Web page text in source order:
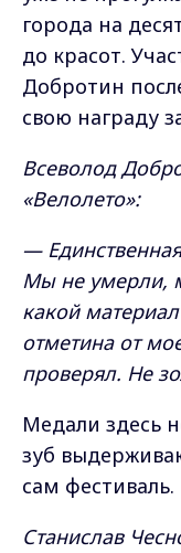
города на
до красот.
Добротин
свою награду
Всеволод
«Велолето»:
—
Мы не умерли,
какой
отметина от
проверял. Не
Медали здесь
зуб
сам фестиваль.
Станислав